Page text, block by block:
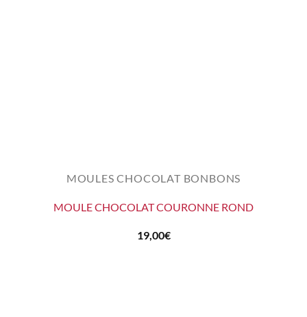
MOULES CHOCOLAT BONBONS
MOULE CHOCOLAT COURONNE ROND
19,00€